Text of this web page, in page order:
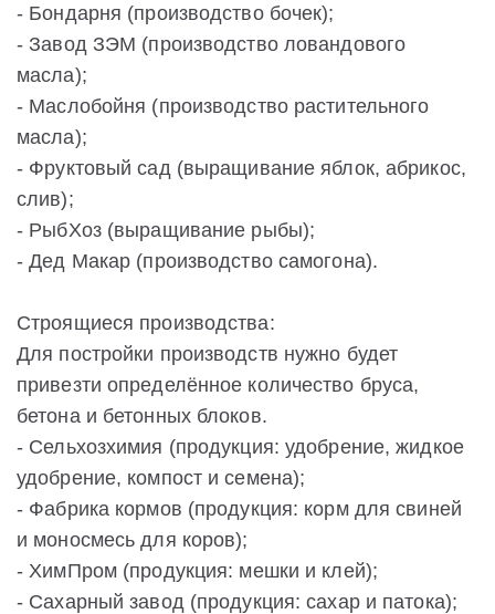
- Бондарня (производство бочек);
- Завод ЗЭМ (производство ловандового
масла);
- Маслобойня (производство растительного
масла);
- Фруктовый сад (выращивание яблок, абрикос,
слив);
- РыбХоз (выращивание рыбы);
- Дед Макар (производство самогона).
Строящиеся производства:
Для постройки производств нужно будет
привезти определённое количество бруса,
бетона и бетонных блоков.
- Сельхозхимия (продукция: удобрение, жидкое
удобрение, компост и семена);
- Фабрика кормов (продукция: корм для свиней
и моносмесь для коров);
- ХимПром (продукция: мешки и клей);
- Сахарный завод (продукция: сахар и патока);